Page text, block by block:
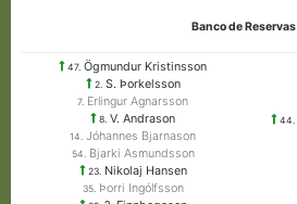
Banco de Reservas
47. Ögmundur Kristinsson
2.S. Þorkelsson
7. Erlingur Agnarsson
8. V. Andrason
14. Jóhannes Bjarnason
54. Bjarki Asmundsson
23.Nikolaj Hansen
35.Þorri Ingólfsson
44.